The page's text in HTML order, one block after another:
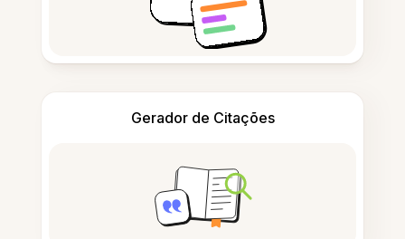
Gerador de Citações